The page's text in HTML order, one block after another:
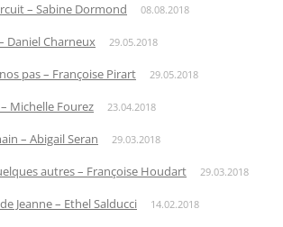
– Sabine Dormond 08.08.2018
Daniel Charneux 29.05.2018
pas – Françoise Pirart 29.05.2018
Michelle Fourez 23.04.2018
– Abigail Seran 29.03.2018
autres – Françoise Houdart 29.03.2018
Jeanne – Ethel Salducci 14.02.2018